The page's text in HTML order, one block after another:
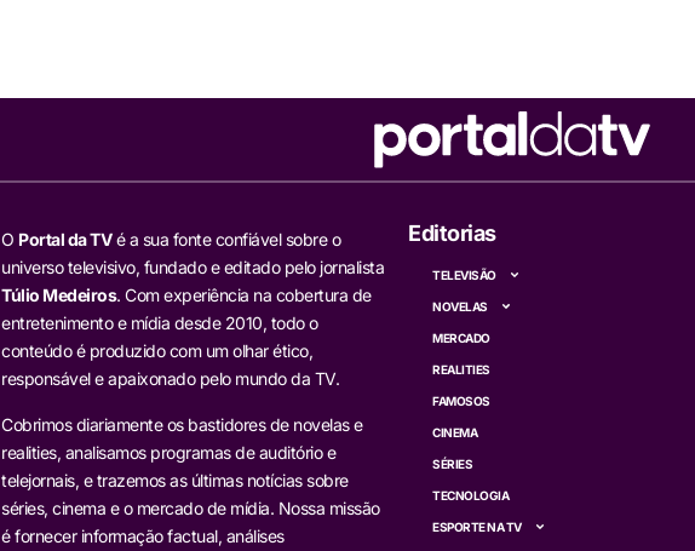
O Portal da TVé a sua fonte confiável sobre o
universo televisivo, fundado e editado pelo jornalista
Túlio Medeiros. Com experiência na cobertura de
entretenimento e mídia desde 2010, todo o
conteúdo é produzido com um olhar ético,
responsável e apaixonado pelo mundo da TV.
Cobrimos diariamente os bastidores de novelas e
realities, analisamos programas de auditório e
telejornais, e trazemos as últimas notícias sobre
séries, cinema e o mercado de mídia. Nossa missão
é fornecer informação factual, análises
Editorias
TELEVISÃO
NOVELAS
MERCADO
REALITIES
FAMOSOS
CINEMA
SÉRIES
TECNOLOGIA
ESPORTE NA TV